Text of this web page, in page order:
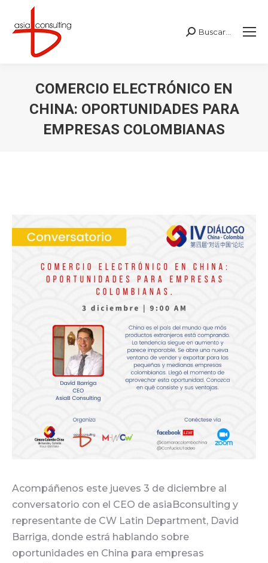
Buscar:
Buscar...
COMERCIO ELECTRÓNICO EN
CHINA: OPORTUNIDADES PARA
EMPRESAS COLOMBIANAS
Acompáñenos este jueves 3 de diciembre al
conversatorio con el CEO de asiaBconsulting y
representante de CW Latin Department, David
Barriga, donde estrá hablando sobre
oportunidades en China para empresas